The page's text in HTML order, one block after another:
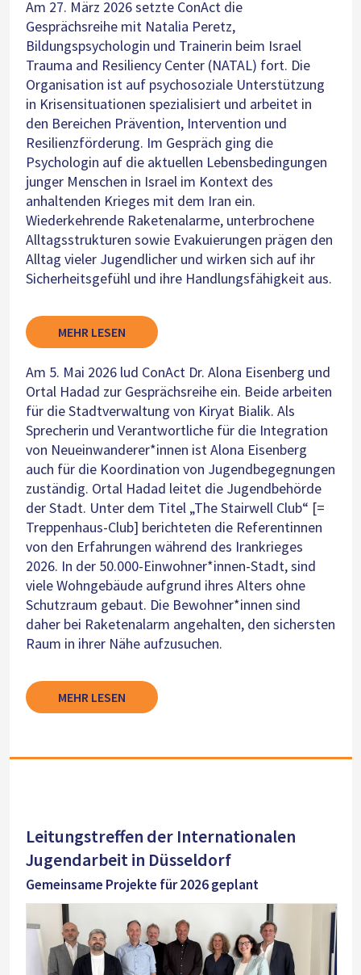
Am 27. März 2026 setzte ConAct die
Gesprächsreihe mit Natalia Peretz,
Bildungspsychologin und Trainerin beim Israel
Trauma and Resiliency Center (NATAL) fort. Die
Organisation ist auf psychosoziale Unterstützung
in Krisensituationen spezialisiert und arbeitet in
den Bereichen Prävention, Intervention und
Resilienzförderung. Im Gespräch ging die
Psychologin auf die aktuellen Lebensbedingungen
junger Menschen in Israel im Kontext des
anhaltenden Krieges mit dem Iran ein.
Wiederkehrende Raketenalarme, unterbrochene
Alltagsstrukturen sowie Evakuierungen prägen den
Alltag vieler Jugendlicher und wirken sich auf ihr
Sicherheitsgefühl und ihre Handlungsfähigkeit aus.
MEHR LESEN
Am 5. Mai 2026 lud ConAct Dr. Alona Eisenberg und
Ortal Hadad zur Gesprächsreihe ein. Beide arbeiten
für die Stadtverwaltung von Kiryat Bialik. Als
Sprecherin und Verantwortliche für die Integration
von Neueinwanderer*innen ist Alona Eisenberg
auch für die Koordination von Jugendbegegnungen
zuständig. Ortal Hadad leitet die Jugendbehörde
der Stadt. Unter dem Titel „The Stairwell Club“ [=
Treppenhaus-Club] berichteten die Referentinnen
von den Erfahrungen während des Irankrieges
2026. In der 50.000-Einwohner*innen-Stadt, sind
viele Wohngebäude aufgrund ihres Alters ohne
Schutzraum gebaut. Die Bewohner*innen sind
daher bei Raketenalarm angehalten, den sichersten
Raum in ihrer Nähe aufzusuchen.
MEHR LESEN
Leitungstreffen der Internationalen
Jugendarbeit in Düsseldorf
Gemeinsame Projekte für 2026 geplant